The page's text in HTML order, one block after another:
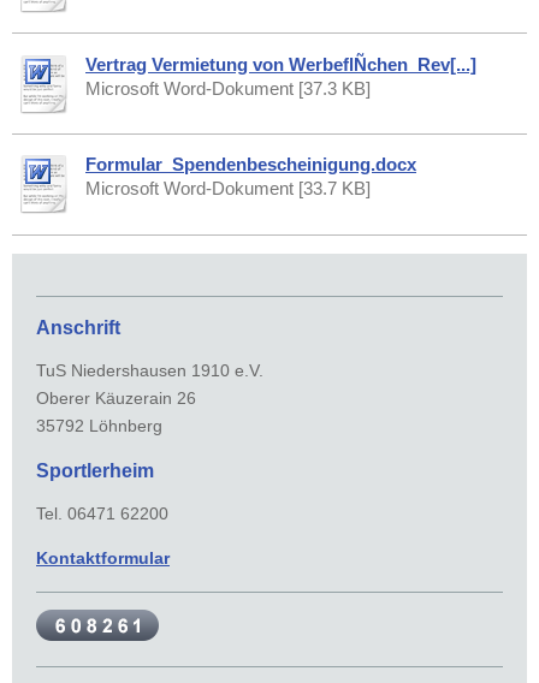
Vertrag Vermietung von WerbeflÑchen_Rev[...]
Microsoft Word-Dokument [37.3 KB]
Formular_Spendenbescheinigung.docx
Microsoft Word-Dokument [33.7 KB]
Anschrift
TuS Niedershausen 1910 e.V.
Oberer Käuzerain 26
35792 Löhnberg
Sportlerheim
Tel. 06471 62200
Kontaktformular